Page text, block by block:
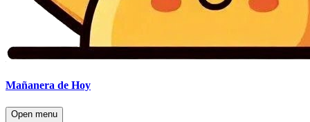
Mañanera de Hoy
Open menu